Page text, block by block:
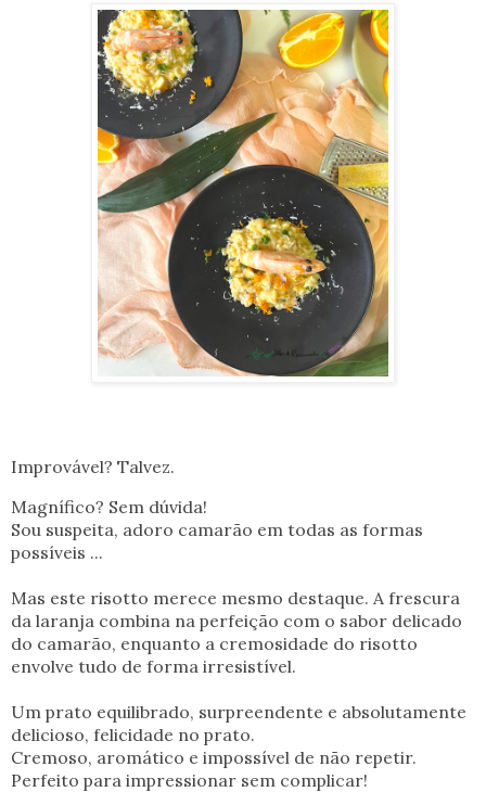
Improvável? Talvez.
Magnífico? Sem dúvida!
Sou suspeita, adoro camarão em todas as formas
possíveis ...
Mas este risotto merece mesmo destaque. A frescura
da laranja combina na perfeição com o sabor delicado
do camarão, enquanto a cremosidade do risotto
envolve tudo de forma irresistível.
Um prato equilibrado, surpreendente e absolutamente
delicioso, felicidade no prato.
Cremoso, aromático e impossível de não repetir.
Perfeito para impressionar sem complicar!